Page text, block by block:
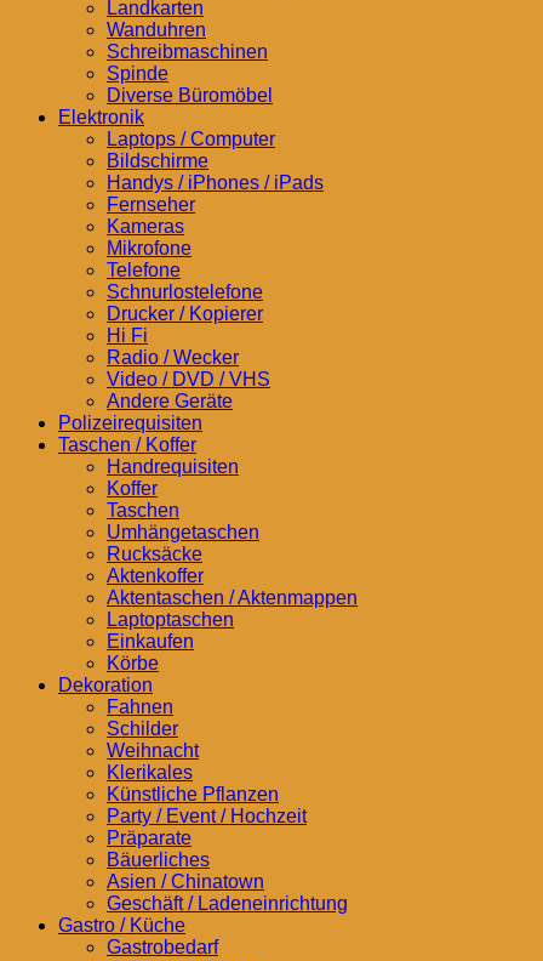
Landkarten
Wanduhren
Schreibmaschinen
Spinde
Diverse Büromöbel
Elektronik
Laptops / Computer
Bildschirme
Handys / iPhones / iPads
Fernseher
Kameras
Mikrofone
Telefone
Schnurlostelefone
Drucker / Kopierer
Hi Fi
Radio / Wecker
Video / DVD / VHS
Andere Geräte
Polizeirequisiten
Taschen / Koffer
Handrequisiten
Koffer
Taschen
Umhängetaschen
Rucksäcke
Aktenkoffer
Aktentaschen / Aktenmappen
Laptoptaschen
Einkaufen
Körbe
Dekoration
Fahnen
Schilder
Weihnacht
Klerikales
Künstliche Pflanzen
Party / Event / Hochzeit
Präparate
Bäuerliches
Asien / Chinatown
Geschäft / Ladeneinrichtung
Gastro / Küche
Gastrobedarf